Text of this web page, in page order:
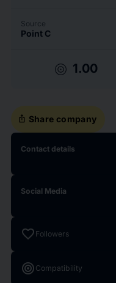
Source
Point C
target 1.00
ios_share Share company
Contact details
Social Media
favorite Followers
target Compatibility